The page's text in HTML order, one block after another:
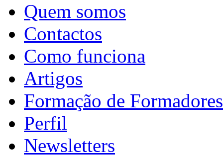
Quem somos
Contactos
Como funciona
Artigos
Formação de Formadores
Perfil
Newsletters